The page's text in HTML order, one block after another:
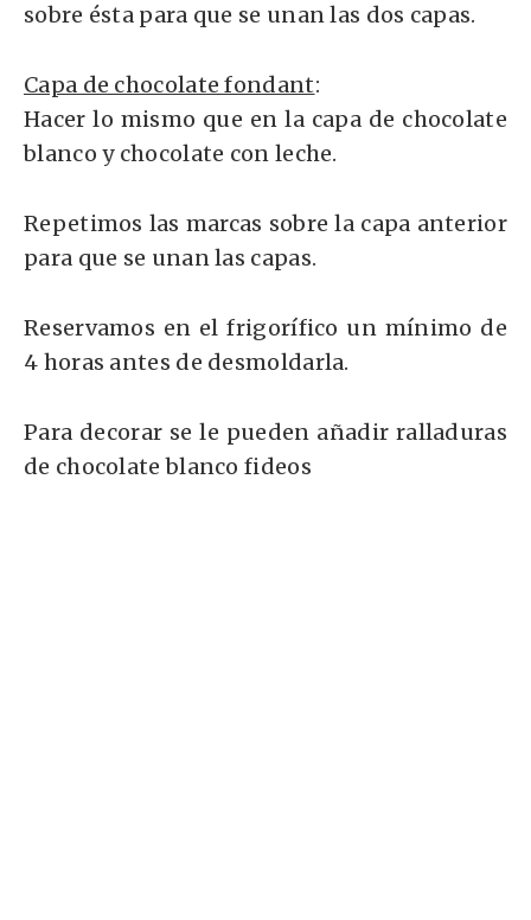
sobre ésta para que se unan las dos capas.
Capa de chocolate fondant:
Hacer lo mismo que en la capa de chocolate
blanco y chocolate con leche.
Repetimos las marcas sobre la capa anterior
para que se unan las capas.
Reservamos en el frigorífico un mínimo de
4 horas antes de desmoldarla.
Para decorar se le pueden añadir ralladuras
de chocolate blanco fideos